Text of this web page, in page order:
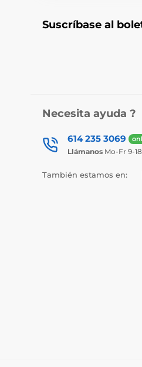
Suscríbase al
Necesita ayuda ?
614 235 3069
Llámanos Mo-Fr 9-
También estamos en: